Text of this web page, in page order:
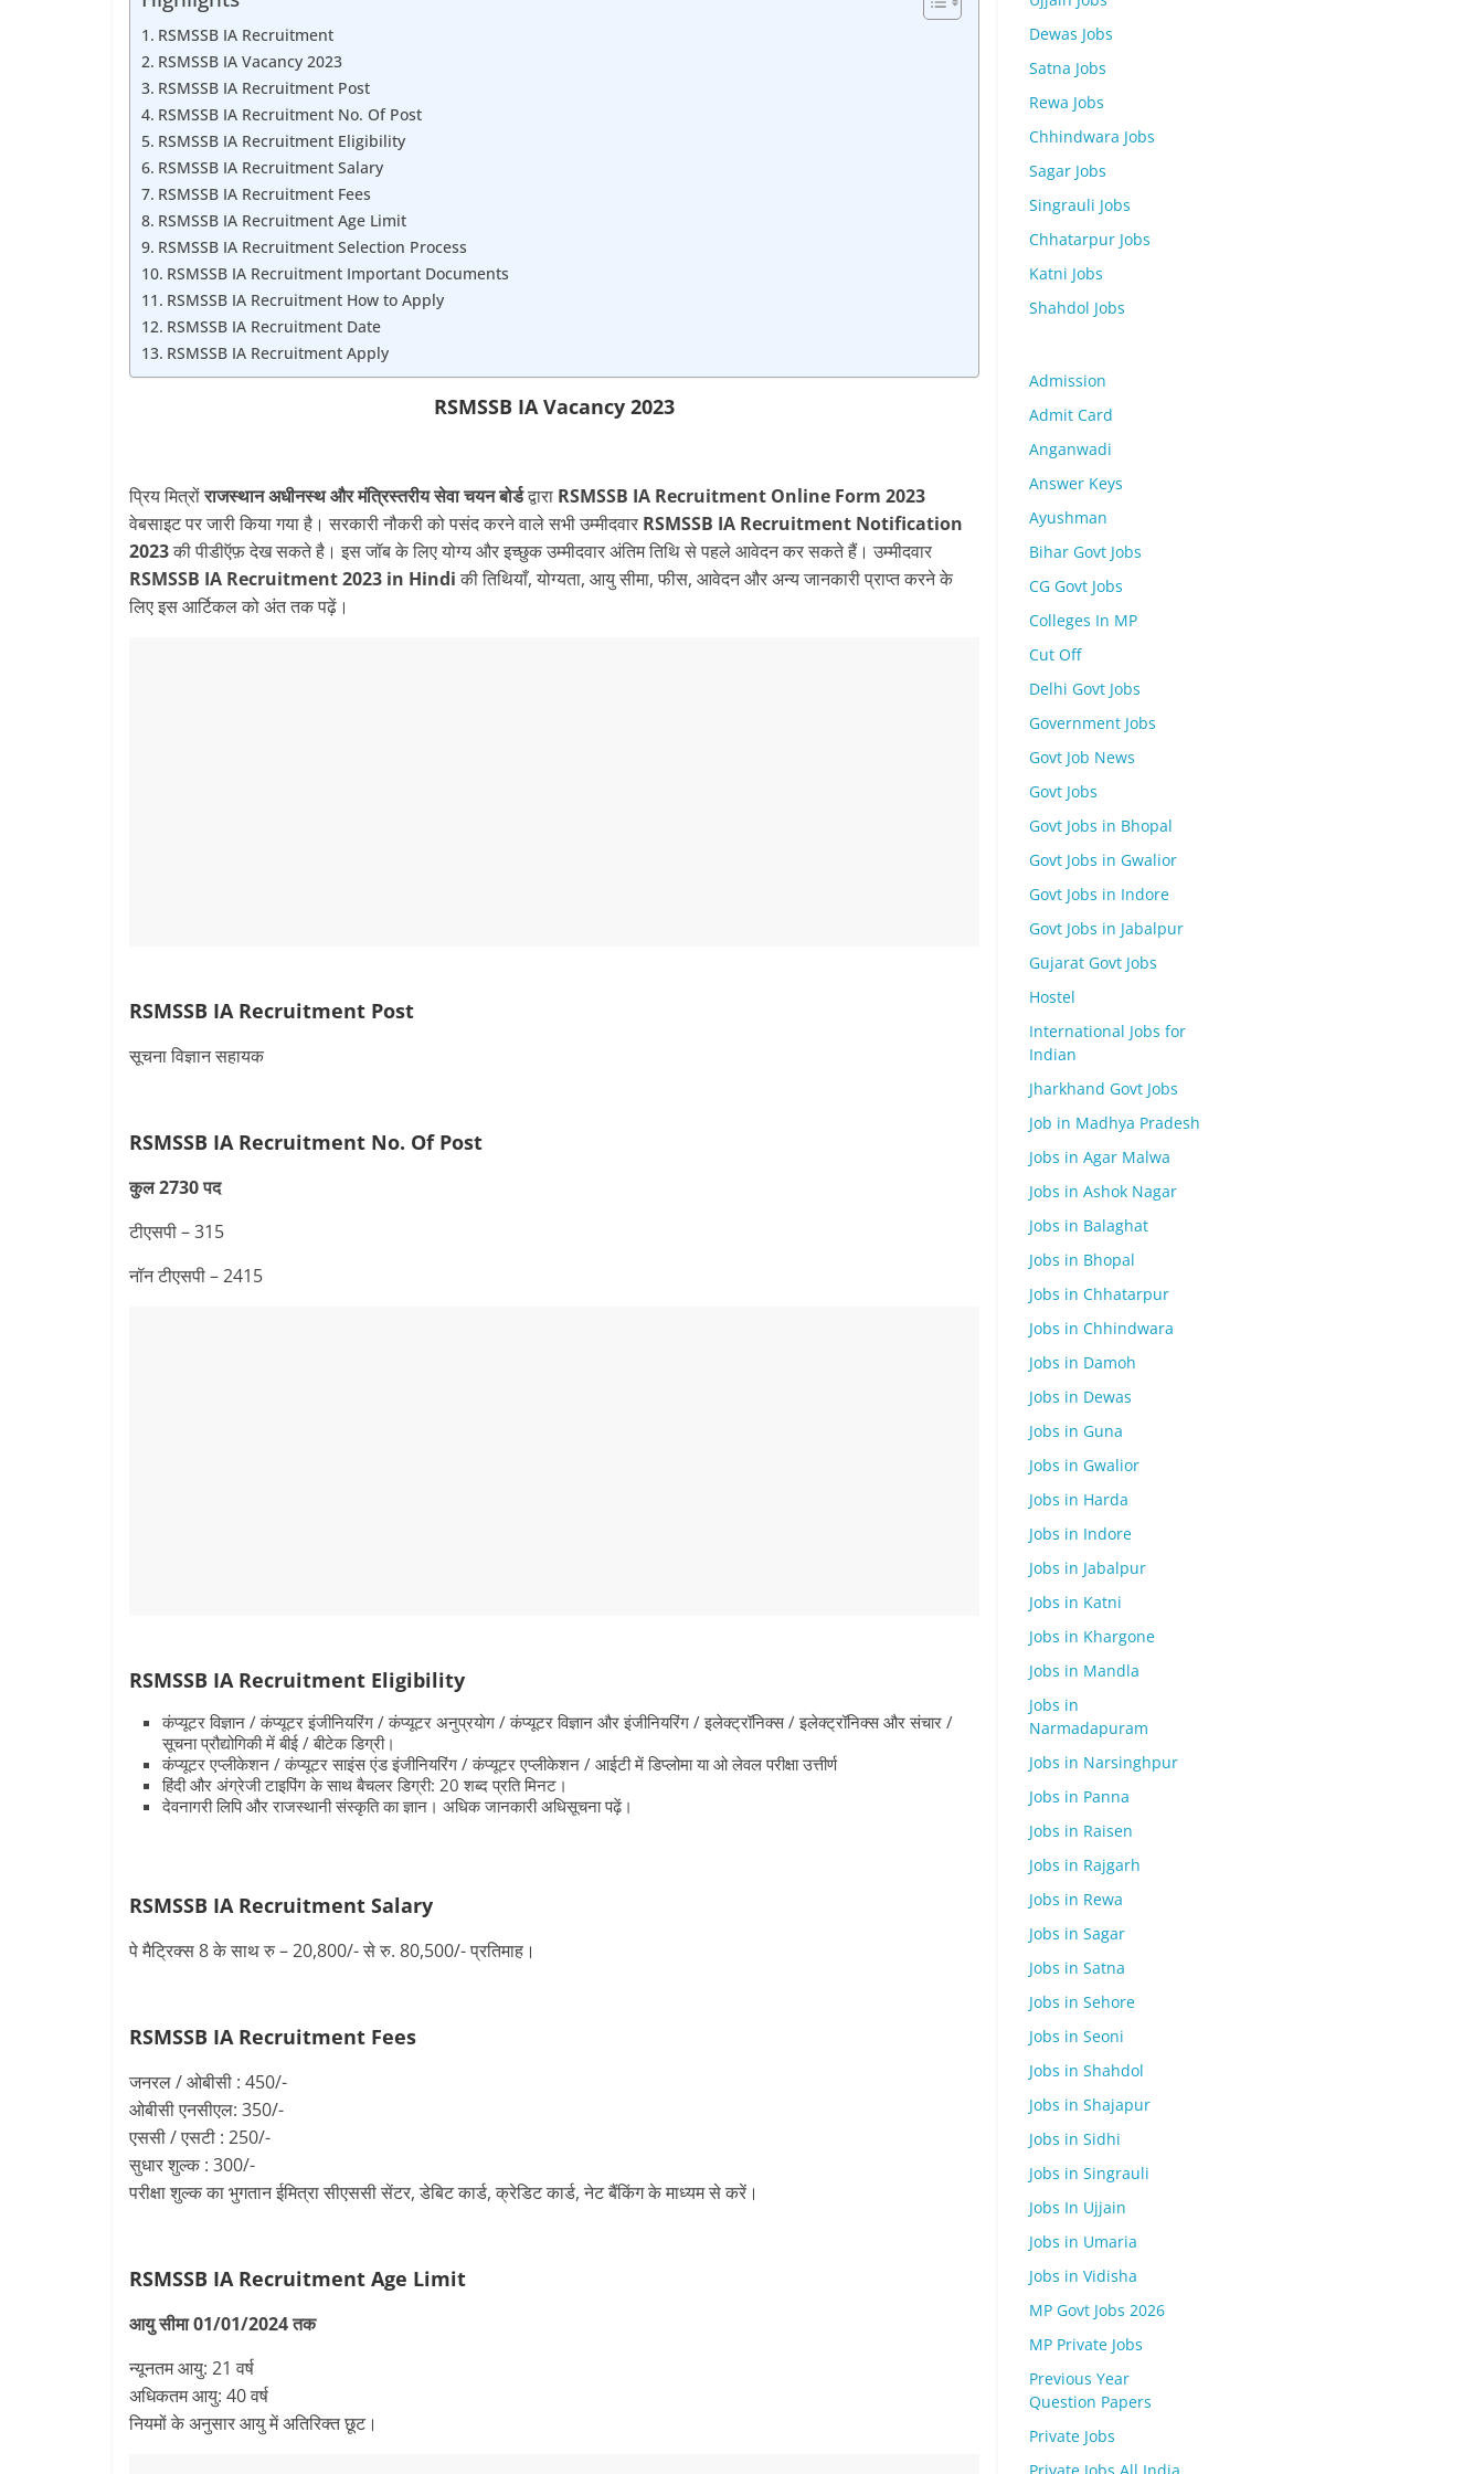
VacancyRSMSSB IA Recruitment
RSMSSB IA Vacancy 2023
RSMSSB IA Recruitment Post
RSMSSB IA Recruitment No. Of Post
RSMSSB IA Recruitment Eligibility
RSMSSB IA Recruitment Salary
RSMSSB IA Recruitment Fees
RSMSSB IA Recruitment Age Limit
RSMSSB IA Recruitment Selection Process
RSMSSB IA Recruitment Important Documents
RSMSSB IA Recruitment How to Apply
RSMSSB IA Recruitment Date
RSMSSB IA Recruitment Apply
RSMSSB IA Vacancy 2023
प्रिय मित्रोंराजस्थान अधीनस्थ और मंत्रिस्तरीय सेवा चयन बोर्डद्वारा RSMSSB IA Recruitment Online Form 2023
वेबसाइट पर जारी किया गया है। सरकारी नौकरी को पसंद करने वाले सभी उम्मीदवार RSMSSB IA Recruitment Notification
2023की पीडीऍफ़ देख सकते है। इस जॉब के लिए योग्य और इच्छुक उम्मीदवार अंतिम तिथि से पहले आवेदन कर सकते हैं। उम्मीदवार
RSMSSB IA Recruitment 2023 in Hindiकी तिथियाँ, योग्यता, आयु सीमा, फीस, आवेदन और अन्य जानकारी प्राप्त करने के
लिए इस आर्टिकल को अंत तक पढ़ें।
RSMSSB IA Recruitment Post
सूचना विज्ञान सहायक
RSMSSB IA Recruitment No. Of Post
कुल 2730 पद
टीएसपी – 315
नॉन टीएसपी – 2415
RSMSSB IA Recruitment Eligibility
कंप्यूटर विज्ञान / कंप्यूटर इंजीनियरिंग / कंप्यूटर अनुप्रयोग / कंप्यूटर विज्ञान और इंजीनियरिंग / इलेक्ट्रॉनिक्स / इलेक्ट्रॉनिक्स और संचार /
सूचना प्रौद्योगिकी में बीई / बीटेक डिग्री।
कंप्यूटर एप्लीकेशन / कंप्यूटर साइंस एंड इंजीनियरिंग / कंप्यूटर एप्लीकेशन / आईटी में डिप्लोमा या ओ लेवल परीक्षा उत्तीर्ण
हिंदी और अंग्रेजी टाइपिंग के साथ बैचलर डिग्री: 20 शब्द प्रति मिनट।
देवनागरी लिपि और राजस्थानी संस्कृति का ज्ञान। अधिक जानकारी अधिसूचना पढ़ें।
RSMSSB IA Recruitment Salary
पे मैट्रिक्स 8 के साथ रु – 20,800/- से रु. 80,500/- प्रतिमाह।
RSMSSB IA Recruitment Fees
जनरल / ओबीसी : 450/-
ओबीसी एनसीएल: 350/-
एससी / एसटी : 250/-
सुधार शुल्क : 300/-
परीक्षा शुल्क का भुगतान ईमित्रा सीएससी सेंटर, डेबिट कार्ड, क्रेडिट कार्ड, नेट बैंकिंग के माध्यम से करें।
RSMSSB IA Recruitment Age Limit
आयु सीमा 01/01/2024 तक
न्यूनतम आयु: 21 वर्ष
अधिकतम आयु: 40 वर्ष
नियमों के अनुसार आयु में अतिरिक्त छूट।
Dewas Jobs
Satna Jobs
Rewa Jobs
Chhindwara Jobs
Sagar Jobs
Singrauli Jobs
Chhatarpur Jobs
Katni Jobs
Shahdol Jobs
Admission
Admit Card
Anganwadi
Answer Keys
Ayushman
Bihar Govt Jobs
CG Govt Jobs
Colleges In MP
Cut Off
Delhi Govt Jobs
Government Jobs
Govt Job News
Govt Jobs
Govt Jobs in Bhopal
Govt Jobs in Gwalior
Govt Jobs in Indore
Govt Jobs in Jabalpur
Gujarat Govt Jobs
Hostel
International Jobs for
Indian
Jharkhand Govt Jobs
Job in Madhya Pradesh
Jobs in Agar Malwa
Jobs in Ashok Nagar
Jobs in Balaghat
Jobs in Bhopal
Jobs in Chhatarpur
Jobs in Chhindwara
Jobs in Damoh
Jobs in Dewas
Jobs in Guna
Jobs in Gwalior
Jobs in Harda
Jobs in Indore
Jobs in Jabalpur
Jobs in Katni
Jobs in Khargone
Jobs in Mandla
Jobs in
Narmadapuram
Jobs in Narsinghpur
Jobs in Panna
Jobs in Raisen
Jobs in Rajgarh
Jobs in Rewa
Jobs in Sagar
Jobs in Satna
Jobs in Sehore
Jobs in Seoni
Jobs in Shahdol
Jobs in Shajapur
Jobs in Sidhi
Jobs in Singrauli
Jobs In Ujjain
Jobs in Umaria
Jobs in Vidisha
MP Govt Jobs 2026
MP Private Jobs
Previous Year
Question Papers
Private Jobs